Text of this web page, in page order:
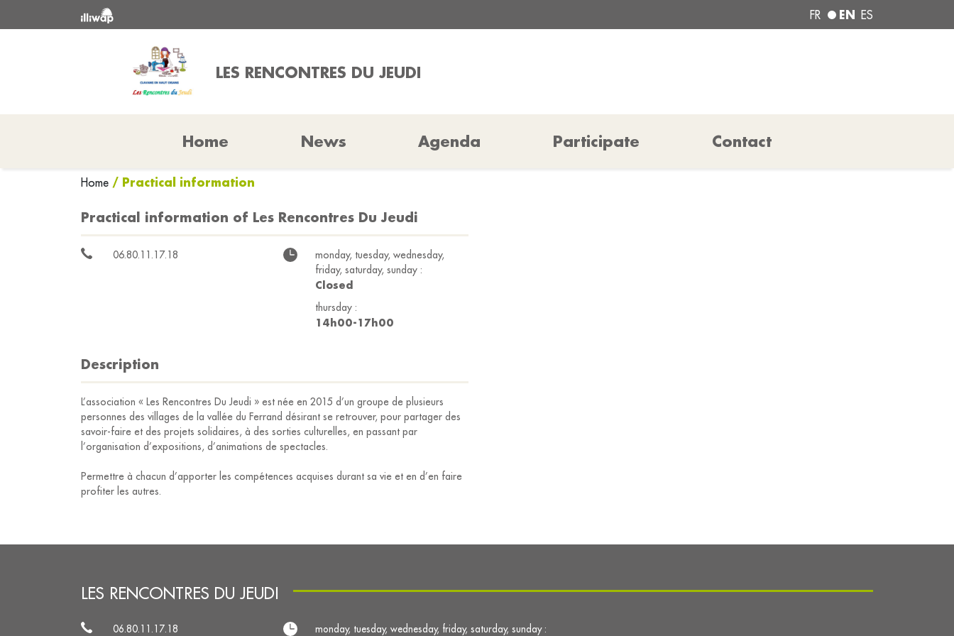
FR EN ES
LES RENCONTRES DU JEUDI
Home News Agenda Participate Contact
Home / Practical information
Practical information of Les Rencontres Du Jeudi
06.80.11.17.18
monday, tuesday, wednesday,
friday, saturday, sunday :
Closed
thursday :
14h00-17h00
Description
L’association « Les Rencontres Du Jeudi » est née en 2015 d’un groupe de plusieurs
personnes des villages de la vallée du Ferrand désirant se retrouver, pour partager des
savoir-faire et des projets solidaires, à des sorties culturelles, en passant par
l’organisation d’expositions, d’animations de spectacles.
Permettre à chacun d’apporter les compétences acquises durant sa vie et en d’en faire
profiter les autres.
LES RENCONTRES DU JEUDI
06.80.11.17.18 monday, tuesday, wednesday, friday, saturday, sunday :